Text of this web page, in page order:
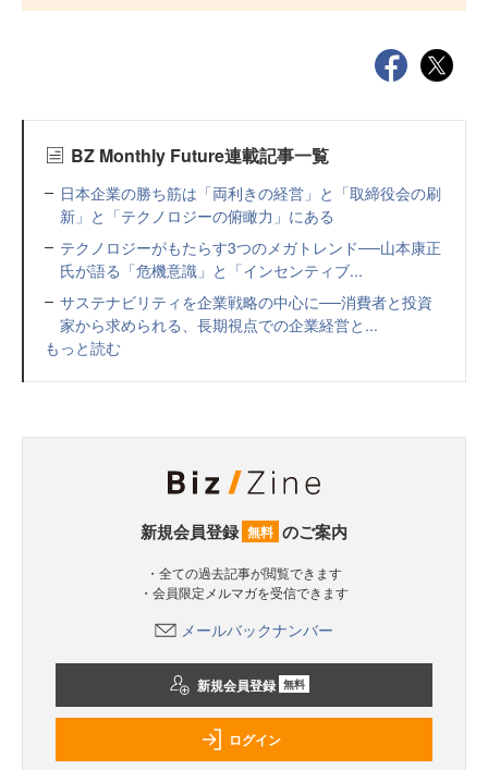
BZ Monthly Future連載記事一覧
日本企業の勝ち筋は「両利きの経営」と「取締役会の刷
新」と「テクノロジーの俯瞰力」にある
テクノロジーがもたらす3つのメガトレンド──山本康正
氏が語る「危機意識」と「インセンティブ...
サステナビリティを企業戦略の中心に──消費者と投資
家から求められる、長期視点での企業経営と...
もっと読む
新規会員登録 無料 のご案内
・全ての過去記事が閲覧できます
・会員限定メルマガを受信できます
メールバックナンバー
新規会員登録 無料
ログイン